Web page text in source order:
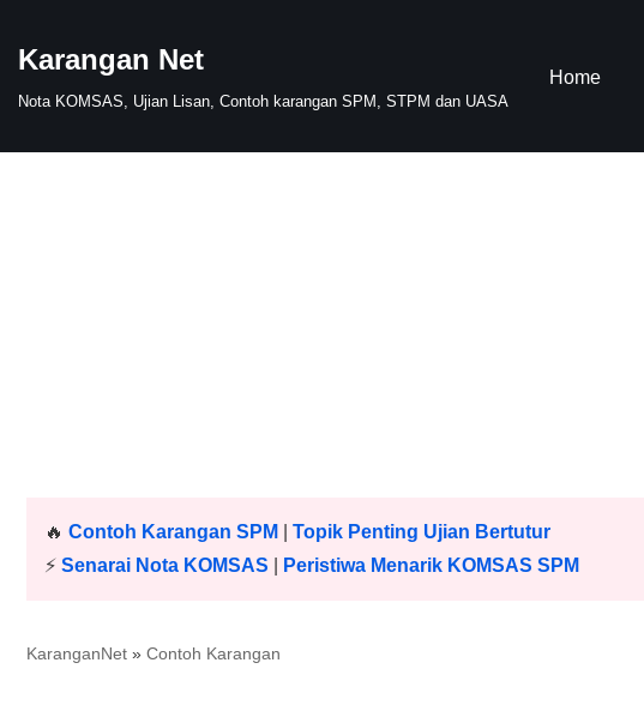
Skip
to
Karangan Net
Nota KOMSAS, Ujian Lisan, Contoh karangan SPM, STPM dan UASA
Home
🔥 Contoh Karangan SPM
Topik Penting Ujian Bertutur
⚡️ Senarai Nota KOMSAS Peristiwa Menarik KOMSAS SPM
KaranganNet» Contoh Karangan